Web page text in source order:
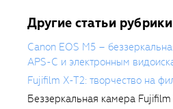
Другие статьи рубрики
Canon EOS M5 –
APS-C и электронным
Fujifilm X-T2: творчество на
Беззеркальная камера